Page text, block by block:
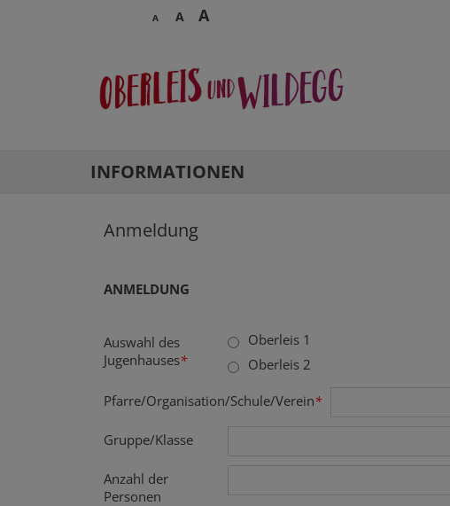
A A A
INFORMATIONEN
Anmeldung
ANMELDUNG
Auswahl des
Jugenhauses*
Oberleis 1
Oberleis 2
Pfarre/Organisation/Schule/Verein*
Gruppe/Klasse
Anzahl der
Personen